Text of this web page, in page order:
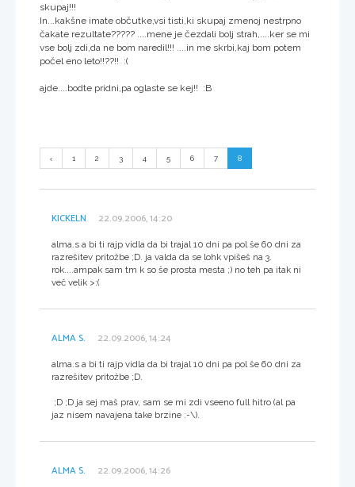
skupaj!!!
In...kakšne imate občutke,vsi tisti,ki skupaj zmenoj nestrpno
čakate rezultate????? ....mene je čezdali bolj strah,....ker se mi
vse bolj zdi,da ne bom naredil!!! ....in me skrbi,kaj bom potem
počel eno leto!!??!! :(
ajde....bodte pridni,pa oglaste se kej!! :B
1 2 3 4 5 6 7 8
KICKELN 22.09.2006, 14:20
alma.s a bi ti rajp vidla da bi trajal 10 dni pa pol še 60 dni za
razrešitev pritožbe ;D. ja valda da se lohk vpišeš na 3.
rok....ampak sam tm k so še prosta mesta ;) no teh pa itak ni
več velik >:(
ALMA S. 22.09.2006, 14:24
alma.s a bi ti rajp vidla da bi trajal 10 dni pa pol še 60 dni za
razrešitev pritožbe ;D.
;D ;D ja sej maš prav, sam se mi zdi vseeno full hitro (al pa
jaz nisem navajena take brzine :-\).
ALMA S. 22.09.2006, 14:26